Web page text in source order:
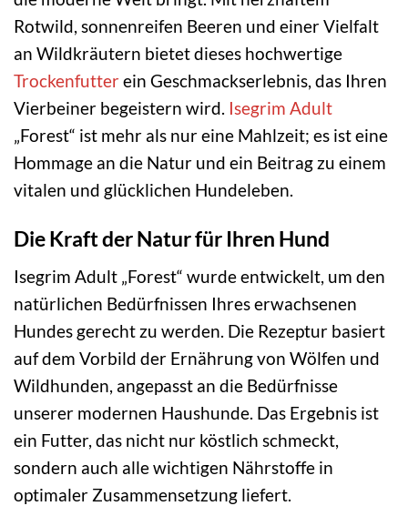
Rotwild, sonnenreifen Beeren und einer Vielfalt
an Wildkräutern bietet dieses hochwertige
Trockenfutterein Geschmackserlebnis, das Ihren
Vierbeiner begeistern wird. Isegrim Adult
„Forest“ ist mehr als nur eine Mahlzeit; es ist eine
Hommage an die Natur und ein Beitrag zu einem
vitalen und glücklichen Hundeleben.
Die Kraft der Natur für Ihren Hund
Isegrim Adult „Forest“ wurde entwickelt, um den
natürlichen Bedürfnissen Ihres erwachsenen
Hundes gerecht zu werden. Die Rezeptur basiert
auf dem Vorbild der Ernährung von Wölfen und
Wildhunden, angepasst an die Bedürfnisse
unserer modernen Haushunde. Das Ergebnis ist
ein Futter, das nicht nur köstlich schmeckt,
sondern auch alle wichtigen Nährstoffe in
optimaler Zusammensetzung liefert.